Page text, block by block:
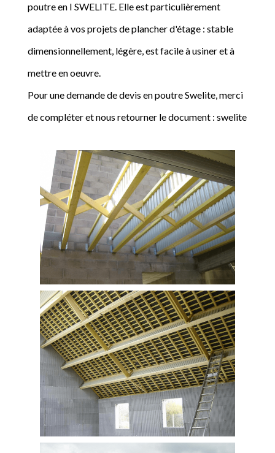
poutre en I SWELITE. Elle est particulièrement
adaptée à vos projets de plancher d'étage : stable
dimensionnellement, légère, est facile à usiner et à
mettre en oeuvre.
Pour une demande de devis en poutre Swelite, merci
de compléter et nous retourner le document : swelite